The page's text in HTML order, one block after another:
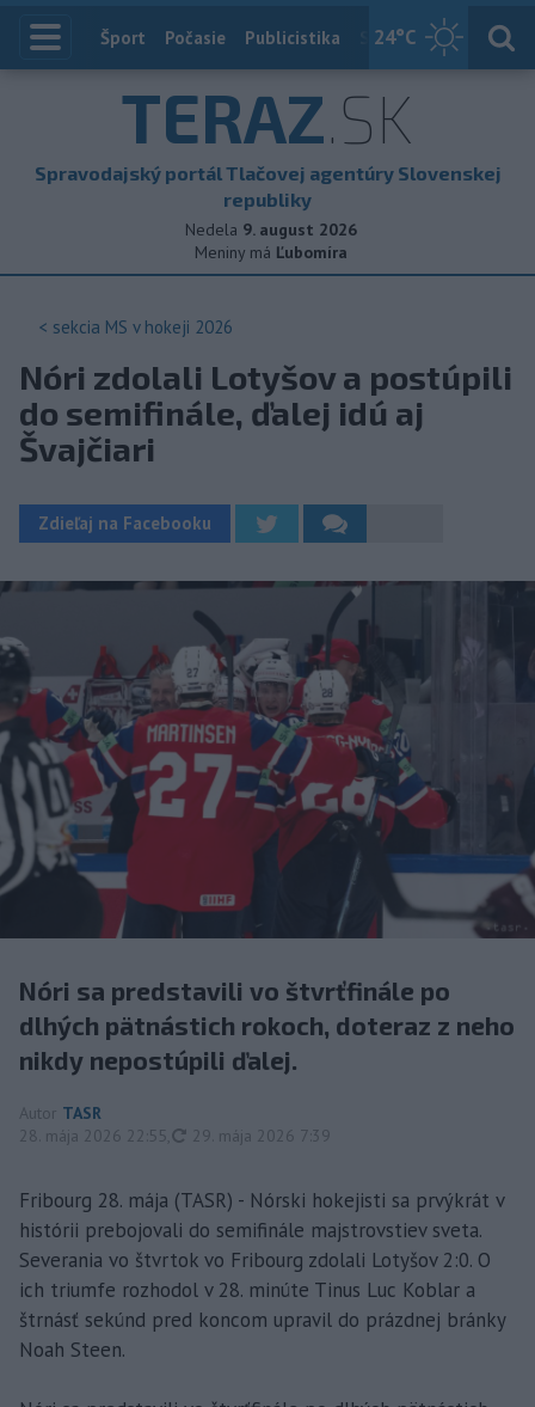
24°C
Index
Šport Počasie Publicistika Slovensko
TERAZ.SK
Spravodajský portál Tlačovej agentúry Slovenskej
republiky
Nedela 9. august 2026
Meniny má Ľubomíra
< sekcia MS v hokeji 2026
Nóri zdolali Lotyšov a postúpili
do semifinále, ďalej idú aj
Švajčiari
Zdieľaj na Facebooku
Nóri sa predstavili vo štvrťfinále po
dlhých pätnástich rokoch, doteraz z neho
nikdy nepostúpili ďalej.
Autor TASR
28. mája 2026 22:55
aktualizované
29. mája 2026 7:39
Fribourg 28. mája (TASR) - Nórski hokejisti sa prvýkrát v
histórii prebojovali do semifinále majstrovstiev sveta.
Severania vo štvrtok vo Fribourg zdolali Lotyšov 2:0. O
ich triumfe rozhodol v 28. minúte Tinus Luc Koblar a
štrnásť sekúnd pred koncom upravil do prázdnej bránky
Noah Steen.